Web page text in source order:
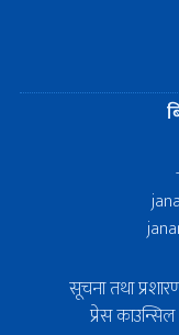
सूचना तथा
प्रेस